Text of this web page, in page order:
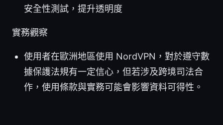
安全性測試，提升透明度
實務觀察
使用者在歐洲地區使用 NordVPN，對於遵守數
據保護法規有一定信心，但若涉及跨境司法合
作，使用條款與實務可能會影響資料可得性。